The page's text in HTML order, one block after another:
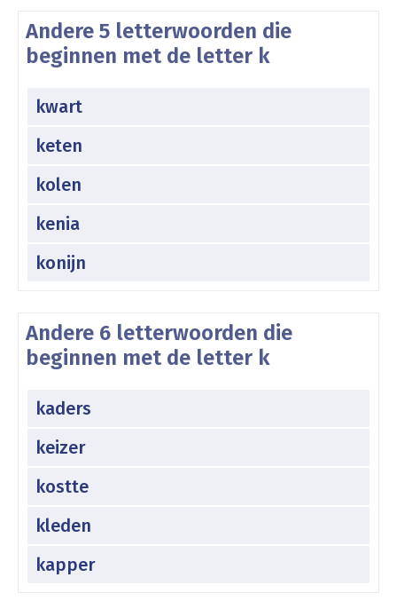
Andere 5 letterwoorden die
beginnen met de letter k
kwart
keten
kolen
kenia
konijn
Andere 6 letterwoorden die
beginnen met de letter k
kaders
keizer
kostte
kleden
kapper